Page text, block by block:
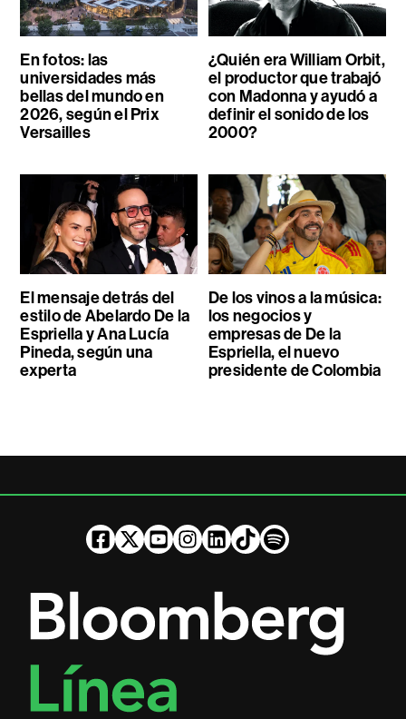
En fotos: las
universidades más
bellas del mundo en
2026, según el Prix
Versailles
¿Quién era William Orbit,
el productor que trabajó
con Madonna y ayudó a
definir el sonido de los
2000?
El mensaje detrás del
estilo de Abelardo De la
Espriella y Ana Lucía
Pineda, según una
experta
De los vinos a la música:
los negocios y
empresas de De la
Espriella, el nuevo
presidente de Colombia